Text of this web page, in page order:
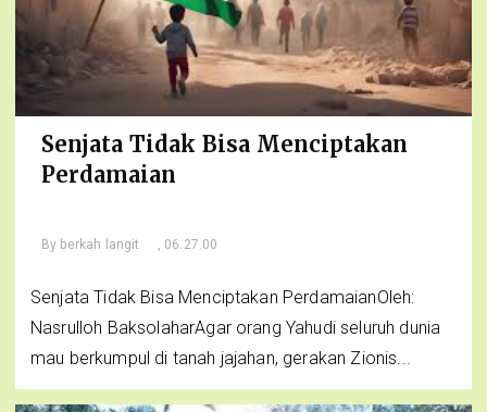
Senjata Tidak Bisa Menciptakan
Perdamaian
By berkah langit , 06.27.00
Senjata Tidak Bisa Menciptakan PerdamaianOleh:
Nasrulloh BaksolaharAgar orang Yahudi seluruh dunia
mau berkumpul di tanah jajahan, gerakan Zionis...